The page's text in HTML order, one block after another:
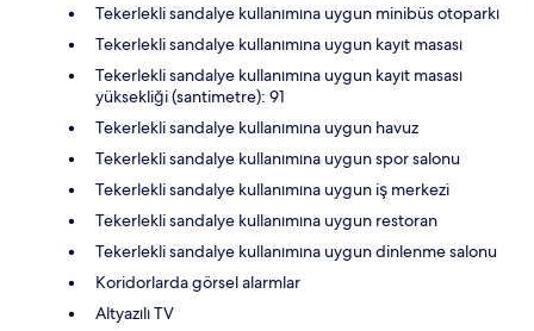
Tekerlekli sandalye kullanımına uygun minibüs otoparkı
Tekerlekli sandalye kullanımına uygun kayıt masası
Tekerlekli sandalye kullanımına uygun kayıt masası
yüksekliği (santimetre): 91
Tekerlekli sandalye kullanımına uygun havuz
Tekerlekli sandalye kullanımına uygun spor salonu
Tekerlekli sandalye kullanımına uygun iş merkezi
Tekerlekli sandalye kullanımına uygun restoran
Tekerlekli sandalye kullanımına uygun dinlenme salonu
Koridorlarda görsel alarmlar
Altyazılı TV